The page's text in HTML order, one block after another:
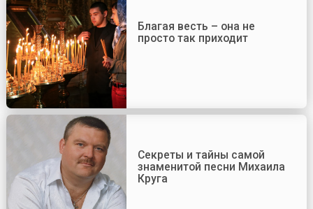
Благая весть – она не
просто так приходит
Секреты и тайны самой
знаменитой песни Михаила
Круга